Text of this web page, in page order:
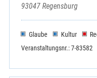
93047 Regensburg
Glaube Kultur
Veranstaltungsnr.: 7-83582